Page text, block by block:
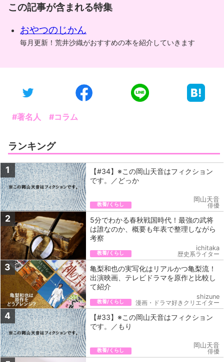
この記事が含まれる特集
おやつのじかん
毎月更新！荒井沙織がおすすめの本を紹介していきます
#著名人 #コラム
ランキング
1
【#34】※この岡山天音はフィクション
です。／どっか
教養/くらし
岡山天音
俳優
2
5分でわかる春秋戦国時代！最強の武将
は誰なのか、概要も年表で整理しながら
考察
教養/くらし
ichitaka
歴史系ライター
3
亀梨和也の実写化はリアルかつ亀梨流！
出演映画、テレビドラマを原作と比較し
て紹介
教養/くらし
shizune
漫画・ドラマ好きクリエイター
4
【#33】※この岡山天音はフィクション
です。／もり
教養/くらし
岡山天音
俳優